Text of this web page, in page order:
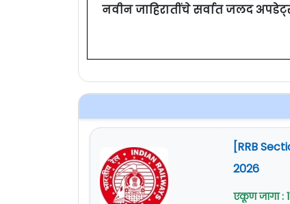
नवीन जाहिरातींचे सर्वात जलद
[RRB
2026
एकूण जागा :